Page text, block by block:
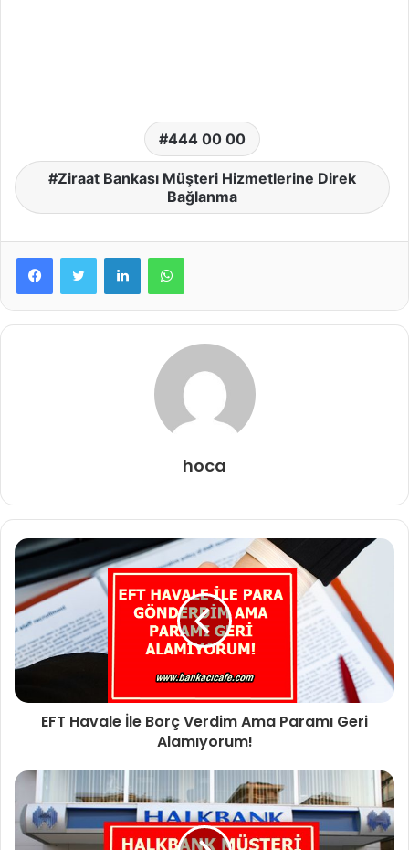
444 00 00
Ziraat Bankası Müşteri Hizmetlerine Direk
Bağlanma
hoca
EFT Havale İle Borç Verdim Ama Paramı Geri
Alamıyorum!